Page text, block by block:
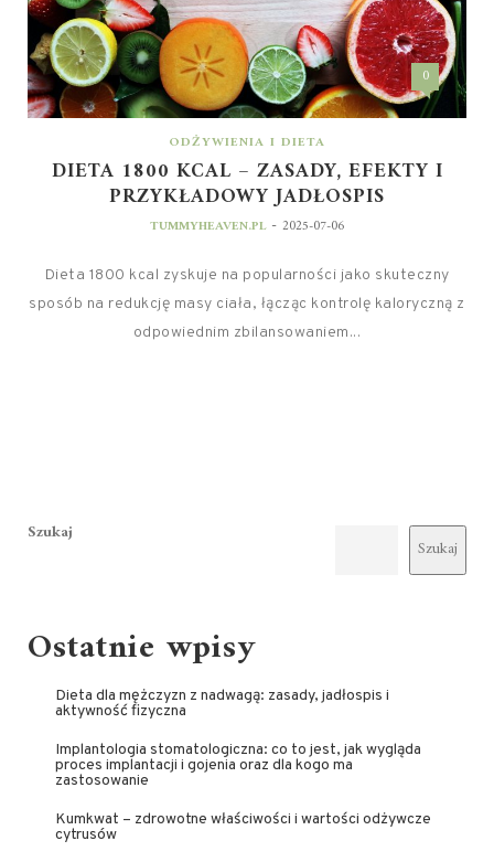
0
ODŻYWIENIA I DIETA
DIETA 1800 KCAL – ZASADY, EFEKTY I
PRZYKŁADOWY JADŁOSPIS
TUMMYHEAVEN.PL - 2025-07-06
Dieta 1800 kcal zyskuje na popularności jako skuteczny
sposób na redukcję masy ciała, łącząc kontrolę kaloryczną z
odpowiednim zbilansowaniem...
Szukaj
Szukaj
Ostatnie wpisy
Dieta dla mężczyzn z nadwagą: zasady, jadłospis i
aktywność fizyczna
Implantologia stomatologiczna: co to jest, jak wygląda
proces implantacji i gojenia oraz dla kogo ma
zastosowanie
Kumkwat – zdrowotne właściwości i wartości odżywcze
cytrusów